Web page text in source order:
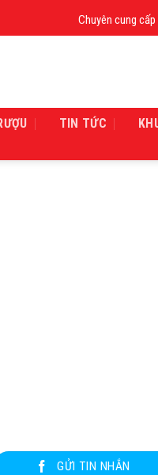
Chuyên cung cấp
TIN TỨC
GỬI TIN NHẮN